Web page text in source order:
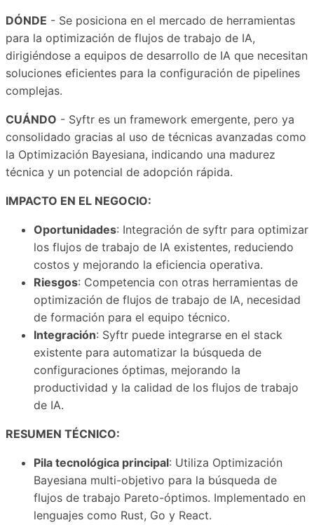
DÓNDE - Se posiciona en el mercado de herramientas
para la optimización de flujos de trabajo de IA,
dirigiéndose a equipos de desarrollo de IA que necesitan
soluciones eficientes para la configuración de pipelines
complejas.
CUÁNDO - Syftr es un framework emergente, pero ya
consolidado gracias al uso de técnicas avanzadas como
la Optimización Bayesiana, indicando una madurez
técnica y un potencial de adopción rápida.
IMPACTO EN EL NEGOCIO:
Oportunidades: Integración de syftr para optimizar
los flujos de trabajo de IA existentes, reduciendo
costos y mejorando la eficiencia operativa.
Riesgos: Competencia con otras herramientas de
optimización de flujos de trabajo de IA, necesidad
de formación para el equipo técnico.
Integración: Syftr puede integrarse en el stack
existente para automatizar la búsqueda de
configuraciones óptimas, mejorando la
productividad y la calidad de los flujos de trabajo
de IA.
RESUMEN TÉCNICO:
Pila tecnológica principal: Utiliza Optimización
Bayesiana multi-objetivo para la búsqueda de
flujos de trabajo Pareto-óptimos. Implementado en
lenguajes como Rust, Go y React.